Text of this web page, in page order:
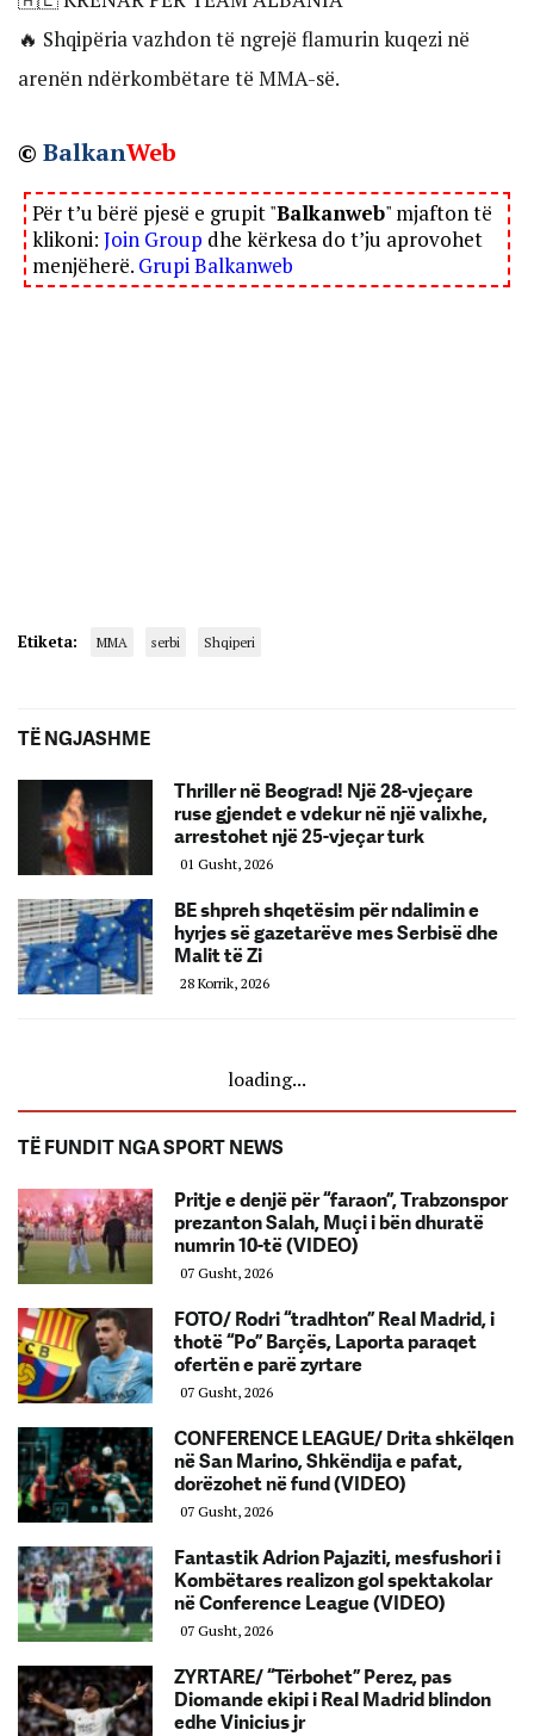
🔥 Shqipëria vazhdon të ngrejë flamurin kuqezi në
arenën ndërkombëtare të MMA-së.
© BalkanWeb
Për t’u bërë pjesë e grupit "Balkanweb" mjafton të
klikoni: Join Group dhe kërkesa do t’ju aprovohet
menjëherë. Grupi Balkanweb
Etiketa: MMA serbi Shqiperi
TË NGJASHME
Thriller në Beograd! Një 28-vjeçare
ruse gjendet e vdekur në një valixhe,
arrestohet një 25-vjeçar turk
01 Gusht, 2026
BE shpreh shqetësim për ndalimin e
hyrjes së gazetarëve mes Serbisë dhe
Malit të Zi
28 Korrik, 2026
loading...
TË FUNDIT NGA SPORT NEWS
Pritje e denjë për “faraon”, Trabzonspor
prezanton Salah, Muçi i bën dhuratë
numrin 10-të (VIDEO)
07 Gusht, 2026
FOTO/ Rodri “tradhton” Real Madrid, i
thotë “Po” Barçës, Laporta paraqet
ofertën e parë zyrtare
07 Gusht, 2026
CONFERENCE LEAGUE/ Drita shkëlqen
në San Marino, Shkëndija e pafat,
dorëzohet në fund (VIDEO)
07 Gusht, 2026
Fantastik Adrion Pajaziti, mesfushori i
Kombëtares realizon gol spektakolar
në Conference League (VIDEO)
07 Gusht, 2026
ZYRTARE/ “Tërbohet” Perez, pas
Diomande ekipi i Real Madrid blindon
edhe Vinicius jr